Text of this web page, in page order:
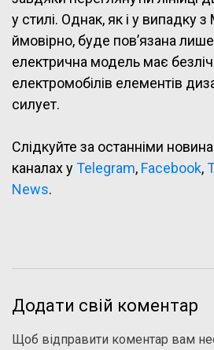
у стилі. Однак, як і у випадку з
ймовірно, буде пов’язана
електрична модель має
електромобілів елементів
силует.
Слідкуйте за останніми
каналах уTelegram, Facebook,
News.
Додати свій коментар
Щоб відправити коментар вам